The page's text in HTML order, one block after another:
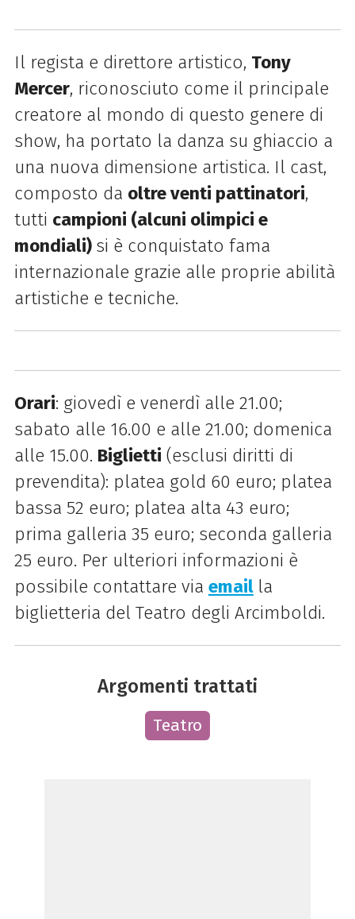
Il regista e direttore artistico, Tony
Mercer, riconosciuto come il principale
creatore al mondo di questo genere di
show, ha portato la danza su ghiaccio a
una nuova dimensione artistica. Il cast,
composto da oltre venti pattinatori,
tutti campioni (alcuni olimpici e
mondiali) si è conquistato fama
internazionale grazie alle proprie abilità
artistiche e tecniche.
Orari: giovedì e venerdì alle 21.00;
sabato alle 16.00 e alle 21.00; domenica
alle 15.00. Biglietti (esclusi diritti di
prevendita): platea gold 60 euro; platea
bassa 52 euro; platea alta 43 euro;
prima galleria 35 euro; seconda galleria
25 euro. Per ulteriori informazioni è
possibile contattare via email la
biglietteria del Teatro degli Arcimboldi.
Argomenti trattati
Teatro